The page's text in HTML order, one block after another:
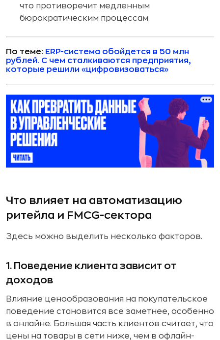
что противоречит медленным
бюрократическим процессам.
По теме: ERP-система обойдется в 50 млн
рублей. С чем сталкиваются предприятия,
которые решили «цифровизоваться»
Что влияет на автоматизацию
ритейла и FMCG-сектора
Здесь можно выделить несколько факторов.
1. Поведение клиента зависит от
доходов
Влияние ценообразования на покупательское
поведение становится все заметнее, особенно
в онлайне. Большая часть клиентов считает, что
цены на товары в сети ниже, чем в офлайн-